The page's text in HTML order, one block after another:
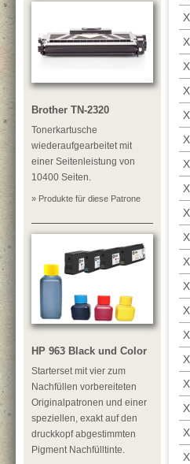
Brother TN-2320
Tonerkartusche
wiederaufgearbeitet mit
einer Seitenleistung von
10400 Seiten.
» Produkte für diese Patrone
HP 963 Black und Color
Starterset mit vier zum
Nachfüllen vorbereiteten
Originalpatronen und einer
speziellen, exakt auf den
druckkopf abgestimmten
Pigment Nachfülltinte.